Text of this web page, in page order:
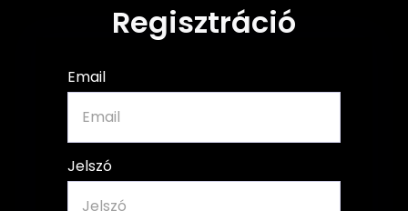
Regisztráció
Email
Jelszó